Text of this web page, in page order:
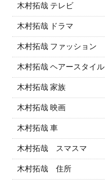
木村拓哉 テレビ
木村拓哉 ドラマ
木村拓哉 ファッション
木村拓哉 ヘアースタイル
木村拓哉 家族
木村拓哉 映画
木村拓哉 車
木村拓哉 スマスマ
木村拓哉 住所